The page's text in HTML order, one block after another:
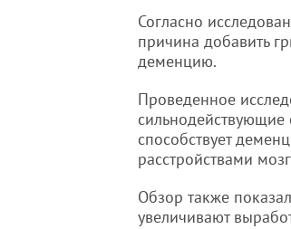
Согласно
причина добавить
деменцию.
Проведенное
сильнодействующие
способствует
расстройствами
Обзор также
увеличивают